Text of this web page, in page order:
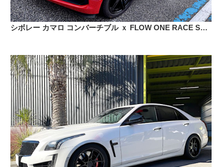
シボレー カマロ コンバーチブル ｘ FLOW ONE RACE SPEC 19インチ スタッドレス